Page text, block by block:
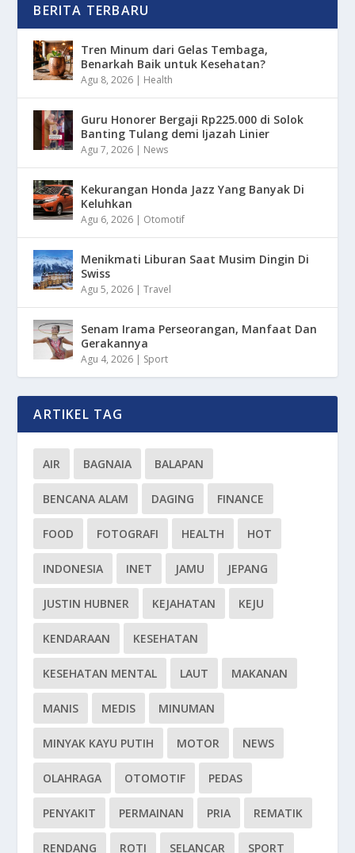
BERITA TERBARU
Tren Minum dari Gelas Tembaga,
Benarkah Baik untuk Kesehatan?
Agu 8, 2026 | Health
Guru Honorer Bergaji Rp225.000 di Solok
Banting Tulang demi Ijazah Linier
Agu 7, 2026 | News
Kekurangan Honda Jazz Yang Banyak Di
Keluhkan
Agu 6, 2026 | Otomotif
Menikmati Liburan Saat Musim Dingin Di
Swiss
Agu 5, 2026 |Travel
Senam Irama Perseorangan, Manfaat Dan
Gerakannya
Agu 4, 2026 | Sport
ARTIKEL TAG
AIR BAGNAIA BALAPAN
BENCANA ALAM DAGING FINANCE
FOOD FOTOGRAFI HEALTH HOT
INDONESIA INET JAMU JEPANG
JUSTIN HUBNER KEJAHATAN KEJU
KENDARAAN KESEHATAN
KESEHATAN MENTAL LAUT MAKANAN
MANIS MEDIS MINUMAN
MINYAK KAYU PUTIH MOTOR NEWS
OLAHRAGA OTOMOTIF PEDAS
PENYAKIT PERMAINAN PRIA REMATIK
RENDANG ROTI SELANCAR SPORT